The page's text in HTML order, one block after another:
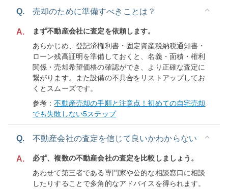
Q. 売却のために準備すべきことは？
A.
まず不動産会社に査定を依頼します。
あらかじめ、登記済権利書・固定資産税納税通知書・
ローン残高証明を準備しておくと、名義・面積・権利
関係・売却希望価格の確認ができ、より正確な査定に
繋がります。また設備の不具合をリストアップしてお
くとスムーズです。
参考：不動産売却の手順と注意点！初めての自宅売却
でも失敗しない5ステップ
Q. 不動産会社の査定を信じて良いかわからない
A.
必ず、複数の不動産会社の査定を比較しましょう。
あわせて第三者である専門家や公的な相談窓口に相談
したりすることで多角的なアドバイスを得られます。